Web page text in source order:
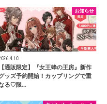
お知らせ
【通販限定】『女王蜂の王房』新作
ッズ予約開始！カップリングで重
る♡限…